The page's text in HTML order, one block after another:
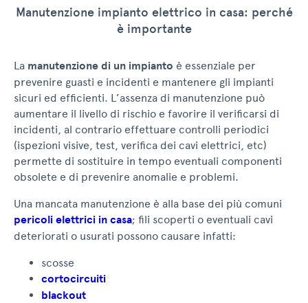
Manutenzione impianto elettrico in casa: perché
è importante
La manutenzione di un impianto è essenziale per
prevenire guasti e incidenti e mantenere gli impianti
sicuri ed efficienti. L’assenza di manutenzione può
aumentare il livello di rischio e favorire il verificarsi di
incidenti, al contrario effettuare controlli periodici
(ispezioni visive, test, verifica dei cavi elettrici, etc)
permette di sostituire in tempo eventuali componenti
obsolete e di prevenire anomalie e problemi.
Una mancata manutenzione è alla base dei più comuni
pericoli elettrici in casa; fili scoperti o eventuali cavi
deteriorati o usurati possono causare infatti:
scosse
cortocircuiti
blackout